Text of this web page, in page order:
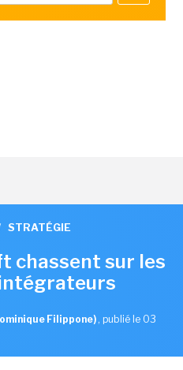
STRATÉGIE
chassent sur les
Filippone) , publié le 03